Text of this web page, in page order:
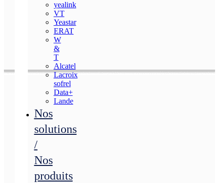
yealink
VT
Yeastar
ERAT
W
&
T
Alcatel
Lacroix
sofrel
Data+
Lande
Nos
solutions
/
Nos
produits